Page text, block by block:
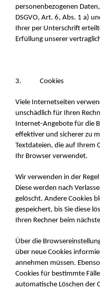
personenbezogenen
DSGVO, Art. 6, Abs. 1 a)
Ihrer per Unterschrift
Erfüllung unserer
3. Cookies
Viele Internetseiten
unschädlich für Ihren
Internet-Angebote für die
effektiver und sicherer zu
Textdateien, die auf Ihrem
Ihr Browser verwendet.
Wir verwenden in der
Diese werden nach
gelöscht. Andere Cookies
gespeichert, bis Sie diese
Ihren Rechner beim
Über die
über neue Cookies
annehmen müssen.
Cookies für bestimmte
automatische Löschen der